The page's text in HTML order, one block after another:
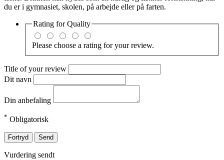
du er i gymnasiet, skolen, på arbejde eller på farten.
Rating forQuality
Please choose a rating for your review.
Title of your review
Dit navn
Din anbefaling
* Obligatorisk
Fortryd Send
Vurdering sendt